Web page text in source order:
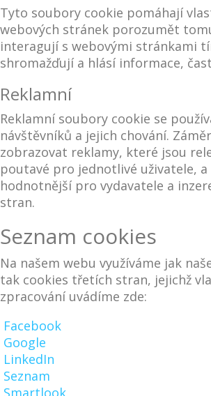
Tyto soubory cookie pomáhají
webových stránek porozumět
interagují s webovými stránkami
shromažďují a hlásí informace,
Reklamní
Reklamní soubory cookie se
návštěvníků a jejich chování.
zobrazovat reklamy, které jsou
poutavé pro jednotlivé uživatele,
hodnotnější pro vydavatele a
stran.
Seznam cookies
Na našem webu využíváme jak
tak cookies třetích stran, jejichž
zpracování uvádíme zde:
Facebook
Google
LinkedIn
Seznam
Smartlook